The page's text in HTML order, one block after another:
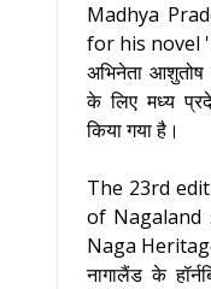
Madhya
for his novel
अभिनेता आशुतोष
के लिए मध्य
किया गया है।
The 23rd
of Nagaland
Naga
नागालैंड के